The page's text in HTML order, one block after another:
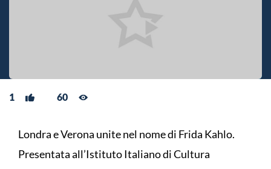
1 60
Londra e Verona unite nel nome di Frida Kahlo.
Presentata all’Istituto Italiano di Cultura